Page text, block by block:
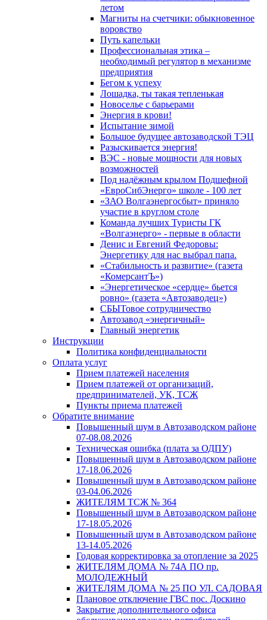
летом
Магниты на счетчики: обыкновенное
воровство
Путь капельки
Профессиональная этика –
необходимый регулятор в механизме
предприятия
Бегом к успеху
Лошадка, ты такая тепленькая
Новоселье с барьерами
Энергия в крови!
Испытание зимой
Большое будущее автозаводской ТЭЦ
Разыскивается энергия!
ВЭС - новые мощности для новых
возможностей
Под надёжным крылом Подшефной
«ЕвроСибЭнерго» школе - 100 лет
«ЗАО Волгаэнергосбыт» приняло
участие в круглом столе
Команда лучших Туристы ГК
«Волгаэнерго» - первые в области
Денис и Евгений Федоровы:
Энергетику для нас выбрал папа.
«Стабильность и развитие» (газета
«КомерсантЪ»)
«Энергетическое «сердце» бьется
ровно» (газета «Автозаводец»)
СБЫТовое сотрудничество
Автозавод «энергичный»
Главный энергетик
Инструкции
Политика конфиденциальности
Оплата услуг
Прием платежей населения
Прием платежей от организаций,
предпринимателей, УК, ТСЖ
Пункты приема платежей
Обратите внимание
Повышенный шум в Автозаводском районе
07-08.08.2026
Техническая ошибка (плата за ОДПУ)
Повышенный шум в Автозаводском районе
17-18.06.2026
Повышенный шум в Автозаводском районе
03-04.06.2026
ЖИТЕЛЯМ ТСЖ № 364
Повышенный шум в Автозаводском районе
17-18.05.2026
Повышенный шум в Автозаводском районе
13-14.05.2026
Годовая корректировка за отопление за 2025
ЖИТЕЛЯМ ДОМА № 74А ПО пр.
МОЛОДЕЖНЫЙ
ЖИТЕЛЯМ ДОМА № 25 ПО УЛ. САДОВАЯ
Плановое отключение ГВС пос. Доскино
Закрытие дополнительного офиса